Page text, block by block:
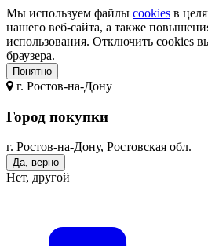
Мы используем файлы cookies в
нашего веб-сайта, а также
использования. Отключить cookies
браузера.
Понятно
г. Ростов-на-Дону
Город покупки
г. Ростов-на-Дону, Ростовская обл.
Да, верно
Нет, другой